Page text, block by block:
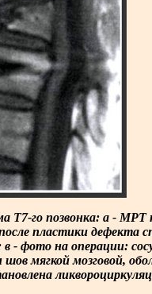
Т7-го позвонка: а - МРТ
пластики дефекта
- фото на операции:
шов мягкой мозговой,